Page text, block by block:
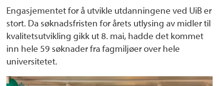
Engasjementet for å utvikle utdanningene ved UiB er
stort. Da søknadsfristen for årets utlysing av midler til
kvalitetsutvikling gikk ut 8. mai, hadde det kommet
inn hele 59 søknader fra fagmiljøer over hele
universitetet.